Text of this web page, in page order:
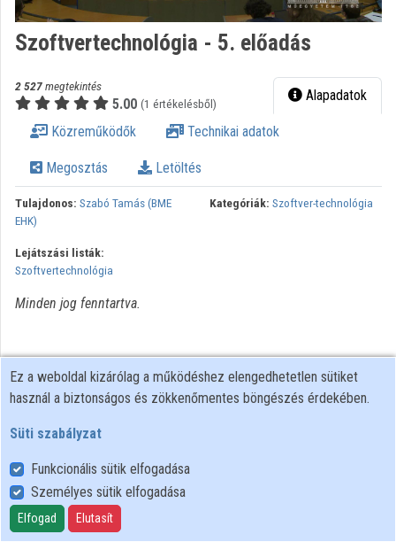
Kategóriák
Intézményi listák
Közreműködők
Szoftvertechnológia - 5. előadás
2 527megtekintés
5.00 (1 értékelésből) Alapadatok
Közreműködők Technikai adatok
Megosztás Letöltés
Tulajdonos: Szabó Tamás (BME
EHK)
Kategóriák: Szoftver-technológia
Lejátszási listák:
Szoftvertechnológia
Minden jog fenntartva.
Felhasználói szabályzat
Adatkezelési tájékoztató
Süti szabályzat
Ez a weboldal kizárólag a működéshez elengedhetetlen sütiket
használ a biztonságos és zökkenőmentes böngészés érdekében.
Süti szabályzat
Funkcionális sütik elfogadása
Személyes sütik elfogadása
Elfogad Elutasít